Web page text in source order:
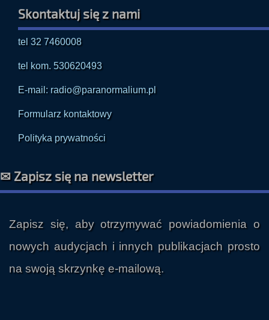
Skontaktuj się z nami
tel 32 7460008
tel kom. 530620493
E-mail: radio@paranormalium.pl
Formularz kontaktowy
Polityka prywatności
✉ Zapisz się na newsletter
Zapisz się, aby otrzymywać powiadomienia o
nowych audycjach i innych publikacjach prosto
na swoją skrzynkę e-mailową.